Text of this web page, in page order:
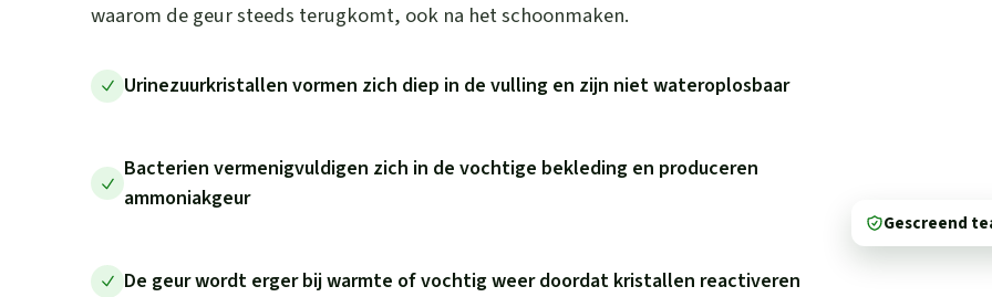
waarom de geur steeds terugkomt, ook na het schoonmaken.
Urinezuurkristallen vormen zich diep in de vulling en zijn niet wateroplosbaar
Bacterien vermenigvuldigen zich in de vochtige bekleding en produceren
ammoniakgeur
De geur wordt erger bij warmte of vochtig weer doordat kristallen reactiveren
Gescreend